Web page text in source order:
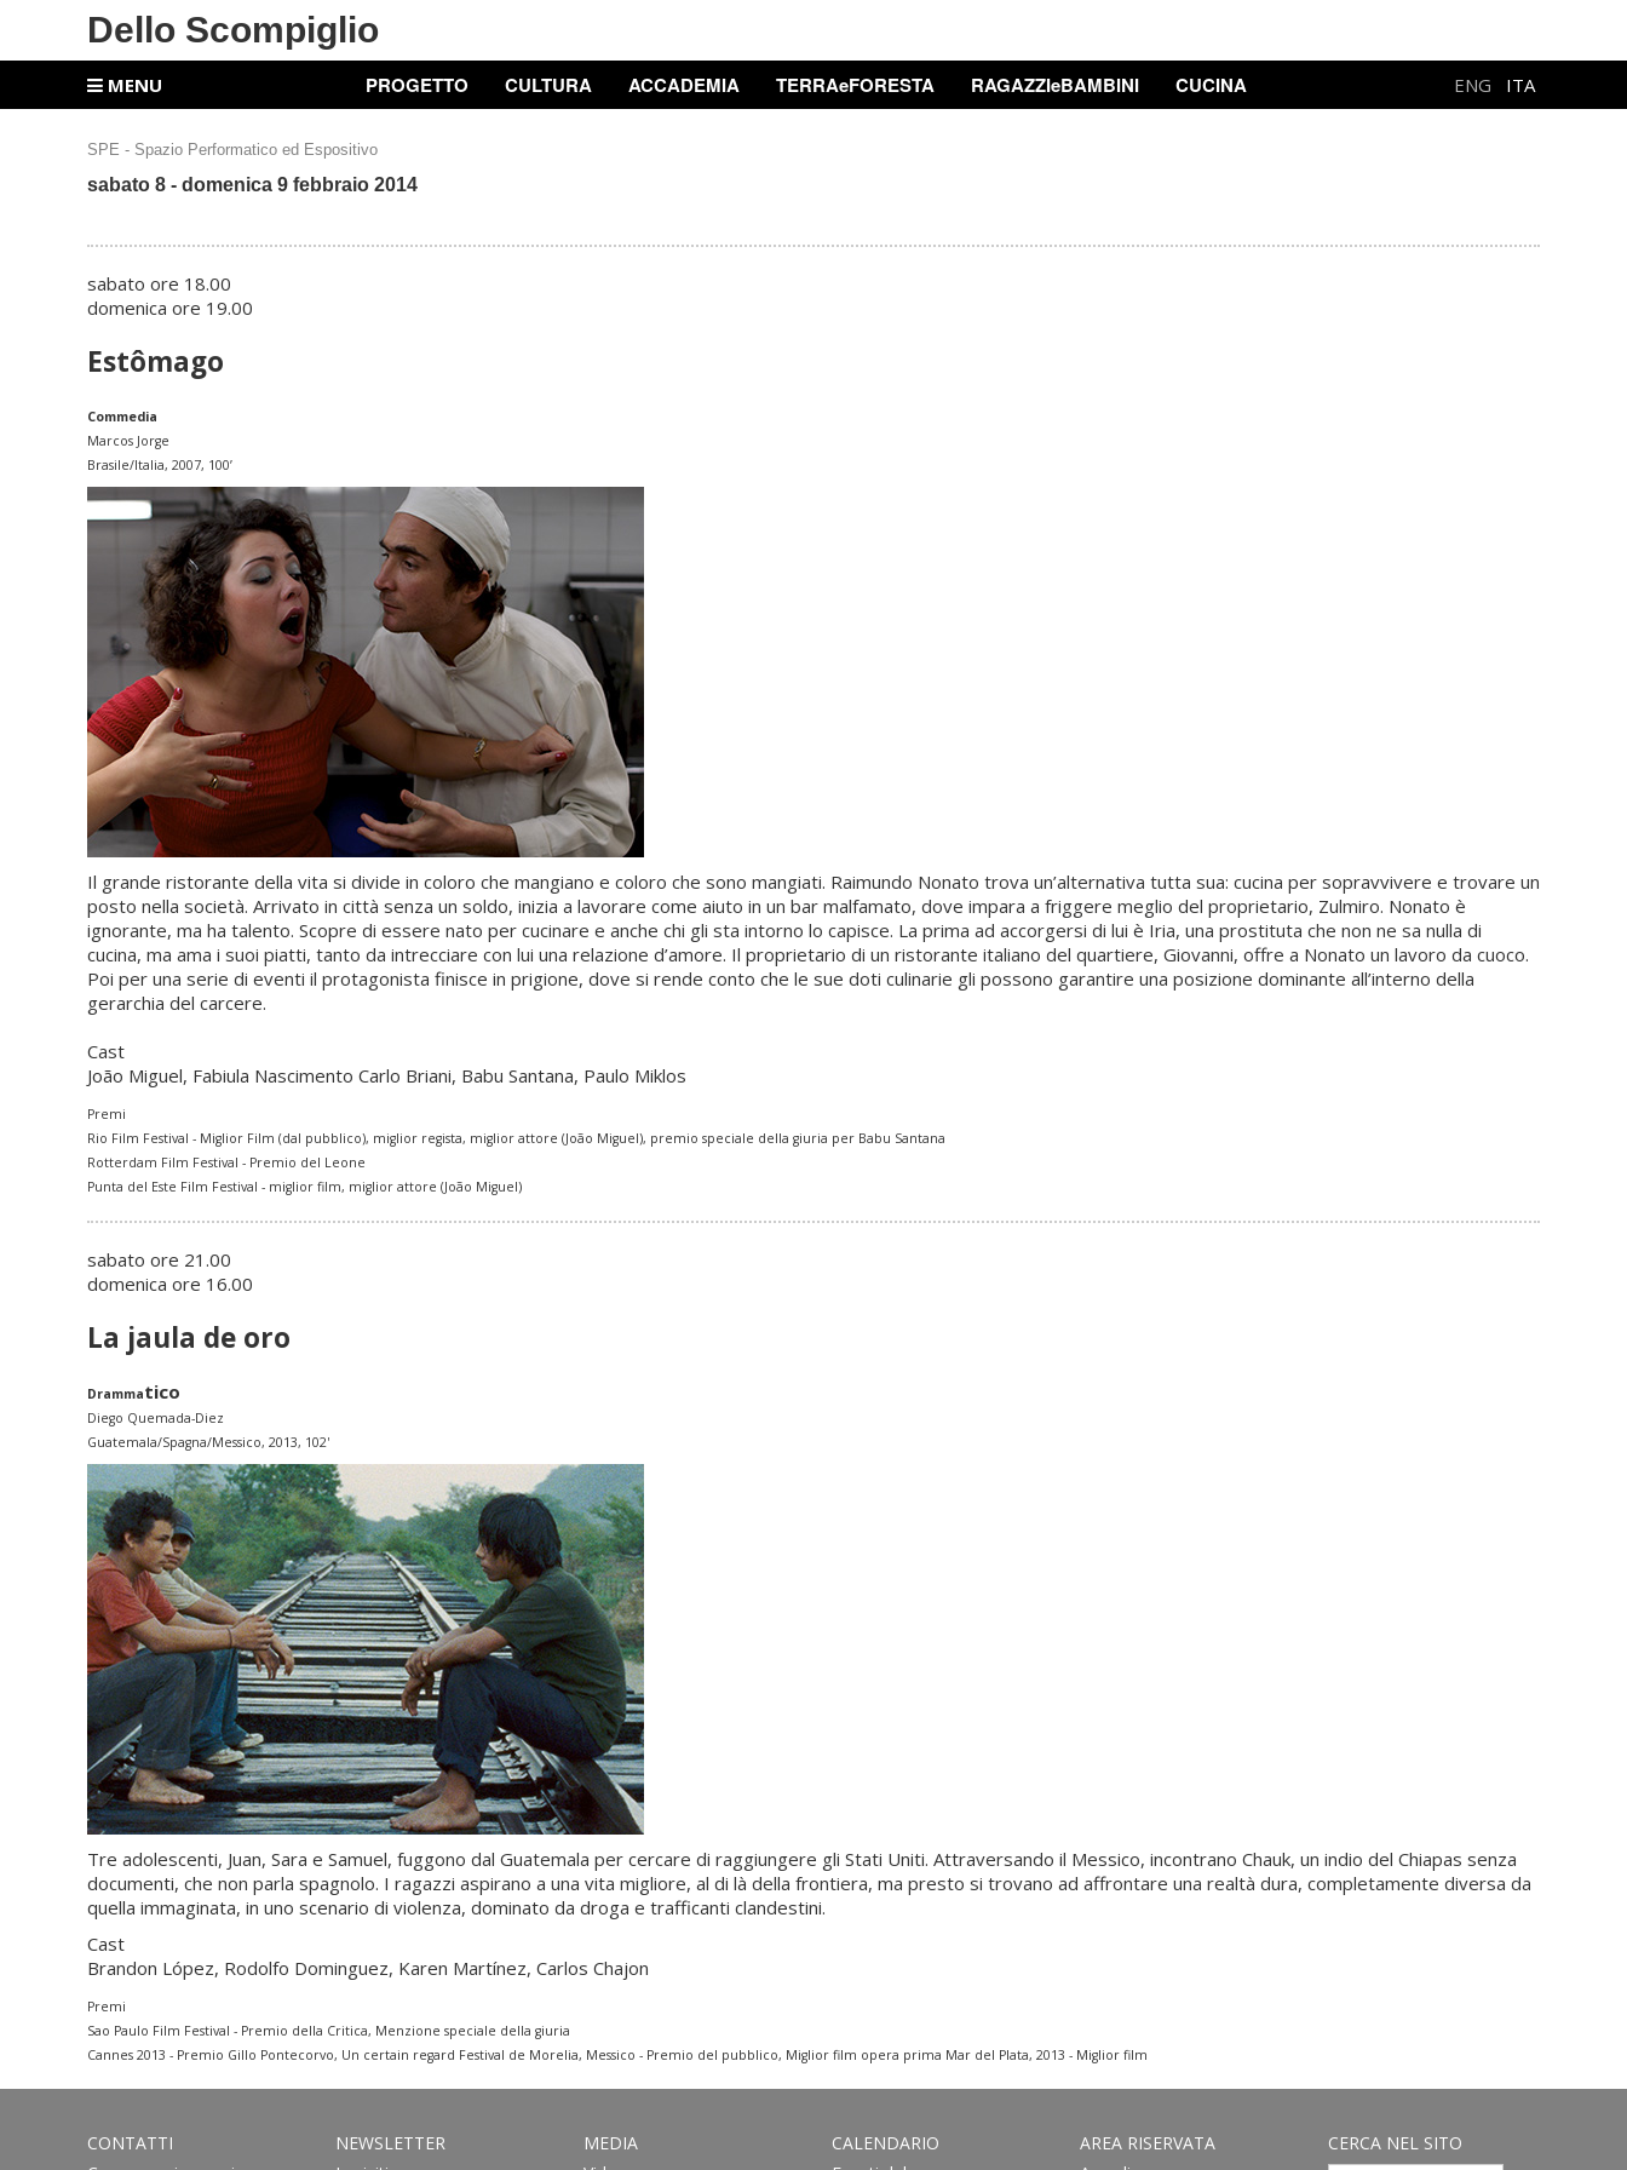
Dello Scompiglio
MENU PROGETTO CULTURA ACCADEMIA TERRAeFORESTA RAGAZZIeBAMBINI CUCINA ENG ITA
SPE - Spazio Performatico ed Espositivo
sabato 8 - domenica 9 febbraio 2014
sabato ore 18.00
domenica ore 19.00
Estômago
Commedia
Marcos Jorge
Brasile/Italia, 2007, 100’
Il grande ristorante della vita si divide in coloro che mangiano e coloro che sono mangiati. Raimundo Nonato trova un’alternativa tutta sua: cucina per sopravvivere e trovare un
posto nella società. Arrivato in città senza un soldo, inizia a lavorare come aiuto in un bar malfamato, dove impara a friggere meglio del proprietario, Zulmiro. Nonato è
ignorante, ma ha talento. Scopre di essere nato per cucinare e anche chi gli sta intorno lo capisce. La prima ad accorgersi di lui è Iria, una prostituta che non ne sa nulla di
cucina, ma ama i suoi piatti, tanto da intrecciare con lui una relazione d’amore. Il proprietario di un ristorante italiano del quartiere, Giovanni, offre a Nonato un lavoro da cuoco.
Poi per una serie di eventi il protagonista finisce in prigione, dove si rende conto che le sue doti culinarie gli possono garantire una posizione dominante all’interno della
gerarchia del carcere.
Cast
João Miguel, Fabiula Nascimento Carlo Briani, Babu Santana, Paulo Miklos
Premi
Rio Film Festival - Miglior Film (dal pubblico), miglior regista, miglior attore (João Miguel), premio speciale della giuria per Babu Santana
Rotterdam Film Festival - Premio del Leone
Punta del Este Film Festival - miglior film, miglior attore (João Miguel)
sabato ore 21.00
domenica ore 16.00
La jaula de oro
Drammatico
Diego Quemada-Diez
Guatemala/Spagna/Messico, 2013, 102'
Tre adolescenti, Juan, Sara e Samuel, fuggono dal Guatemala per cercare di raggiungere gli Stati Uniti. Attraversando il Messico, incontrano Chauk, un indio del Chiapas senza
documenti, che non parla spagnolo. I ragazzi aspirano a una vita migliore, al di là della frontiera, ma presto si trovano ad affrontare una realtà dura, completamente diversa da
quella immaginata, in uno scenario di violenza, dominato da droga e trafficanti clandestini.
Cast
Brandon López, Rodolfo Dominguez, Karen Martínez, Carlos Chajon
Premi
Sao Paulo Film Festival - Premio della Critica, Menzione speciale della giuria
Cannes 2013 - Premio Gillo Pontecorvo, Un certain regard Festival de Morelia, Messico - Premio del pubblico, Miglior film opera prima Mar del Plata, 2013 - Miglior film
CONTATTI
NEWSLETTER
MEDIA
CALENDARIO
AREA RISERVATA
CERCA NEL SITO